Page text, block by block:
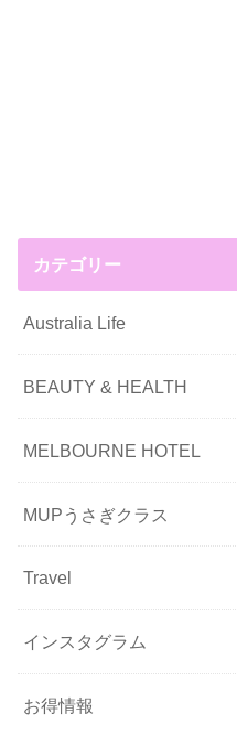
カテゴリー
Australia Life
BEAUTY & HEALTH
MELBOURNE HOTEL
MUPうさぎクラス
Travel
インスタグラム
お得情報